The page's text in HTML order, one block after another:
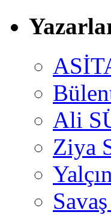
Ali
Ziya